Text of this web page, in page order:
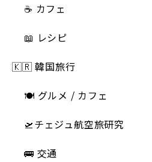
☕️ カフェ
📖 レシピ
🇰🇷 韓国旅行
🍽 グルメ / カフェ
🛫チェジュ航空旅研究
🚌 交通